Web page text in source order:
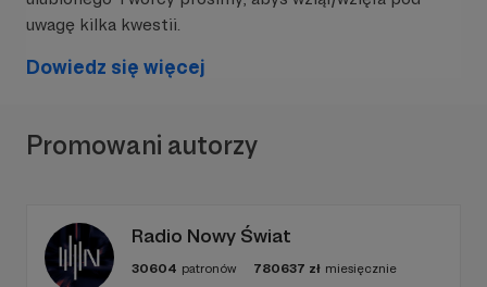
Fluorescencyjne grafitti wewnętrz siedziby
naszego lokalnego artysty - Piotrka
uwagę kilka kwestii.
Dowiedz się więcej
Promowani autorzy
Radio Nowy Świat
30604 patronów 780637 zł miesięcznie